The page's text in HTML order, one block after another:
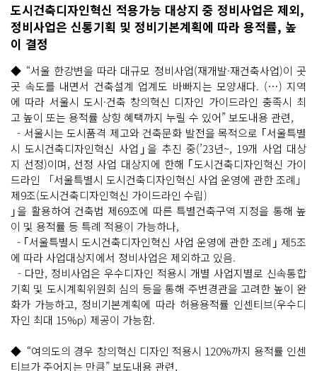
도시건축디자인혁신 적용가능 대상지 중 정비사업은 제외,
정비사업은 신통기획 및 정비기본계획에 따라 용적률, 높
이 결정
◆ “서울 한강변을 따라 대규모 정비사업(재개발·재건축사업)이 곳
곳 속도를 내면서 건축설계 업계도 바빠지는 모양새다. (…) 지역
에 따라 서울시 도시·건축 창의혁신 디자인 가이드라인 충족시 최
고 높이 또는 용적률 상향 혜택까지 누릴 수 있어” 보도내용 관련,
- 서울시는 도시품격 제고와 건축문화 발전을 목적으로 ｢서울특별
시 도시건축디자인혁신 사업｣을 추진 중(’23년~, 19개 사업 대상
지 선정)이며, 선정 사업 대상지에 한해 ｢도시건축디자인혁신 가이
드라인 「서울특별시 도시건축디자인혁신 사업 운영에 관한 조례」
제9조(도시건축디자인혁신 가이드라인 수립)
｣을 활용하여 건축법 제69조에 따른 특별건축구역 지정을 통해 높
이 및 용적률 등 특례 적용이 가능하나,
- ｢서울특별시 도시건축디자인혁신 사업 운영에 관한 조례｣ 제5조
에 따라 사업대상지에서 정비사업은 제외하고 있음.
- 다만, 정비사업은 우수디자인 적용시 개별 사업지별로 신속통합
기획 및 도시계획위원회 심의 등을 통해 주변경관을 고려한 높이 완
화가 가능하고, 정비기본계획에 따라 허용용적률 인센티브(우수디
자인 최대 15%p) 제공이 가능함.
◆ “여의도의 경우 창의혁신 디자인 적용시 120%까지 용적률 인센
티브가 주어지는 만큼” 보도내용 관련,